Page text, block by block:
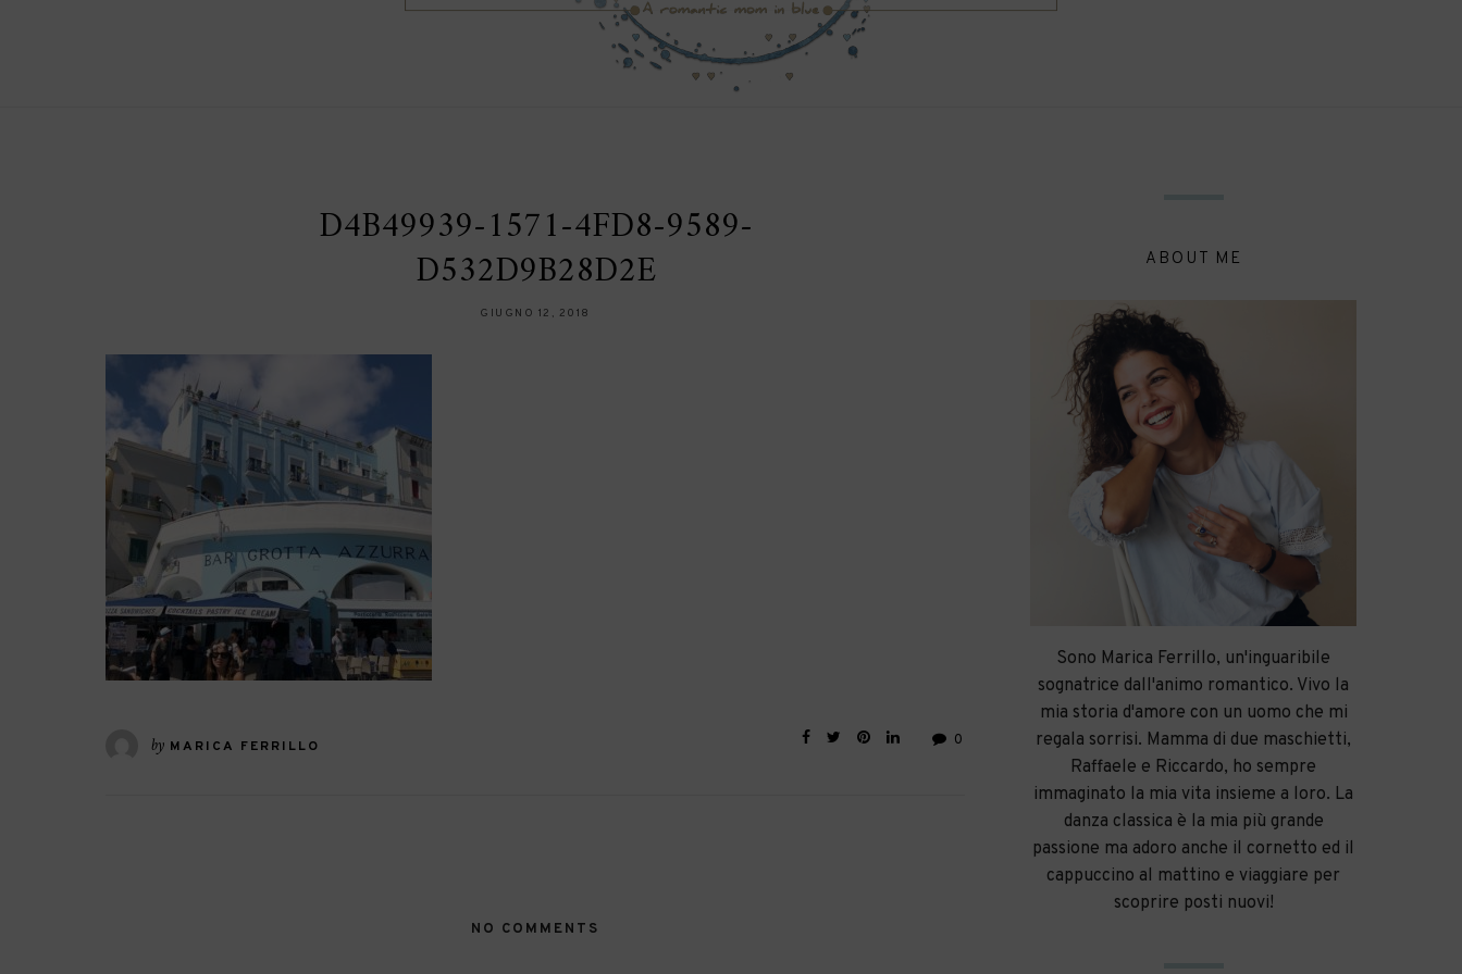
D4B49939-1571-4FD8-9589-
D532D9B28D2E
GIUGNO 12, 2018
by MARICA FERRILLO 0
NO COMMENTS
ABOUT ME
Sono Marica Ferrillo, un'inguaribile
sognatrice dall'animo romantico. Vivo la
mia storia d'amore con un uomo che mi
regala sorrisi. Mamma di due maschietti,
Raffaele e Riccardo, ho sempre
immaginato la mia vita insieme a loro. La
danza classica è la mia più grande
passione ma adoro anche il cornetto ed il
cappuccino al mattino e viaggiare per
scoprire posti nuovi!